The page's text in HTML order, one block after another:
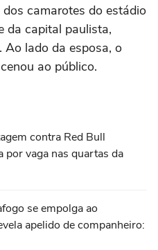
camarotes do estádio
da capital paulista,
. Ao lado da esposa, o
ao público.
contra Red Bull
por vaga nas quartas da
se empolga ao
apelido de companheiro: